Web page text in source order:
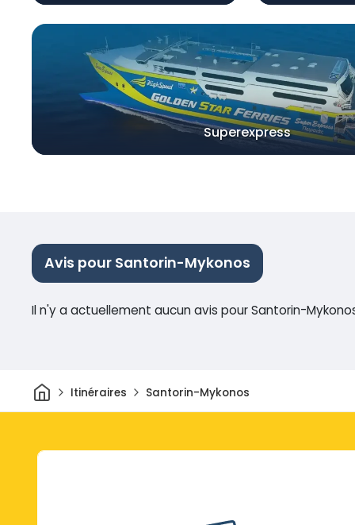
Superexpress
Avis pour Santorin-Mykonos
Il n'y a actuellement aucun avis pour Santorin-
Maison
Itinéraires Santorin-Mykonos